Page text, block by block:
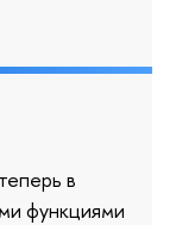
в
функциями